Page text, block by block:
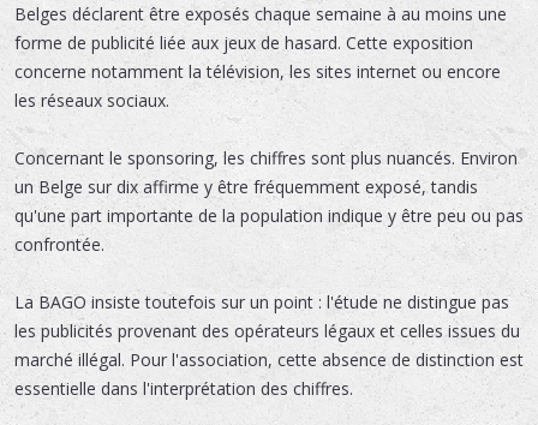
Belges déclarent être exposés chaque semaine à au moins une
forme de publicité liée aux jeux de hasard. Cette exposition
concerne notamment la télévision, les sites internet ou encore
les réseaux sociaux.
Concernant le sponsoring, les chiffres sont plus nuancés. Environ
un Belge sur dix affirme y être fréquemment exposé, tandis
qu'une part importante de la population indique y être peu ou pas
confrontée.
La BAGO insiste toutefois sur un point : l'étude ne distingue pas
les publicités provenant des opérateurs légaux et celles issues du
marché illégal. Pour l'association, cette absence de distinction est
essentielle dans l'interprétation des chiffres.